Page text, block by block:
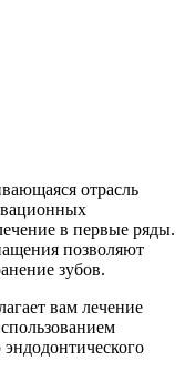
отрасль
в первые ряды.
позволяют
зубов.
вам лечение
эндодонтического